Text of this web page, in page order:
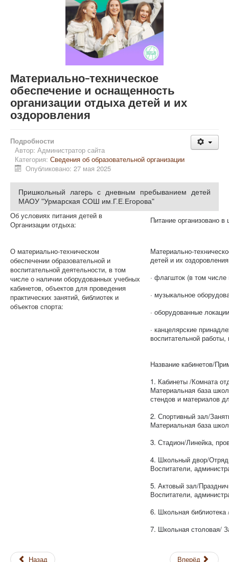
Материально-техническое
обеспечение и оснащенность
организации отдыха детей и их
оздоровления
Подробности
Автор: Администратор сайта
Категория: Сведения об образовательной организации
Опубликовано: 27 мая 2025
Пришкольный лагерь с дневным пребыванием детей
МАОУ "Урмарская СОШ им.Г.Е.Егорова"
Об условиях питания детей в
Организации отдыха:
Питание организовано
О материально-техническом
обеспечении образовательной и
воспитательной деятельности, в том
числе о наличии оборудованных учебных
кабинетов, объектов для проведения
практических занятий, библиотек и
объектов спорта:
Материально-
детей и их
· флагшток (в том
· музыкальное
· оборудованные
· канцелярские
воспитательной
Название кабинетов/
1. Кабинеты /Комната
Материальная база
стендов и материалов
2. Спортивный зал/
Материальная база
3. Стадион/Линейка,
4. Школьный двор/
Воспитатели,
5. Актовый зал/
Воспитатели,
6. Школьная библиотека
7. Школьная столовая/
Назад Вперёд